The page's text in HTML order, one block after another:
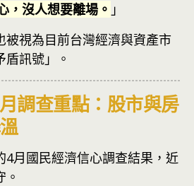
，沒人想要離場。 」
被視為目前台灣經濟與資產市
訊號」。
調查重點：股市與房
4月國民經濟信心調查結果，近